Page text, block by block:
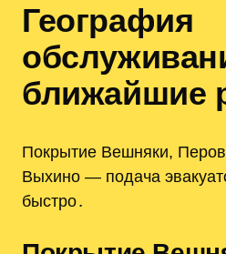
География
ближайшие
Покрытие Вешняки,
Выхино — подача
быстро․